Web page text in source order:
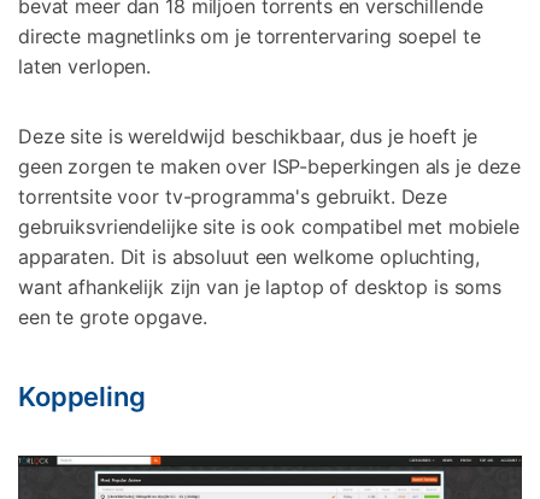
bevat meer dan 18 miljoen torrents en verschillende
directe magnetlinks om je torrentervaring soepel te
laten verlopen.
Deze site is wereldwijd beschikbaar, dus je hoeft je
geen zorgen te maken over ISP-beperkingen als je deze
torrentsite voor tv-programma's gebruikt. Deze
gebruiksvriendelijke site is ook compatibel met mobiele
apparaten. Dit is absoluut een welkome opluchting,
want afhankelijk zijn van je laptop of desktop is soms
een te grote opgave.
Koppeling